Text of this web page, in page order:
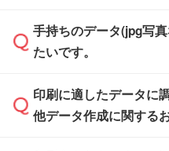
せいただければ、弊
タを1点作成いたします
積・ご注文フォーム
ください。
ご入稿後は経験豊富
がないかチェックし、
刷に進みますので、ご
一部商品は入稿用テ
ます。各商品ページの
入稿用のテンプレー
IllustratorやPhotoshop
手持ちのデータ(jpg写
たいです。
印刷に適したデータ
タッフが事前に確認い
印刷に適したデータに
他データ作成に関する